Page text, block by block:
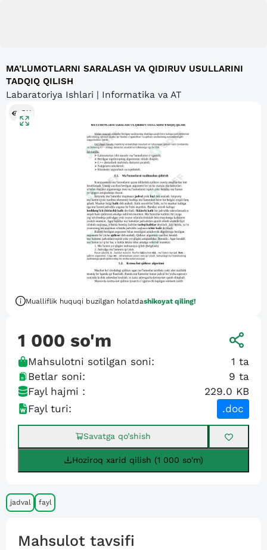
MA’LUMOTLARNI SARALASH VA QIDIRUV USULLARINI
TADQIQ QILISH
Labaratoriya Ishlari | Informatika va AT
511
Mualliflik huquqi buzilgan holatdashikoyat qiling!
1 000 so'm
Mahsulotni sotilgan soni: 1 ta
Betlar soni:
9 ta
Fayl hajmi :
229.0 KB
Fayl turi:
.doc
Savatga qo’shish
Hoziroq xarid qilish (1 000 so'm)
jadval fayl
Mahsulot tavsifi